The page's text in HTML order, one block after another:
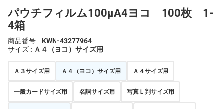
パウチフィルム100μA4ヨコ 100枚 1-
4箱
商品番号
KWN-43277964
サイズ : Ａ４（ヨコ）サイズ用
Ａ３サイズ用 Ａ４（ヨコ）サイズ用 Ａ４サイズ用
一般カードサイズ用 名詞サイズ用 写真Ｌ判サイズ用